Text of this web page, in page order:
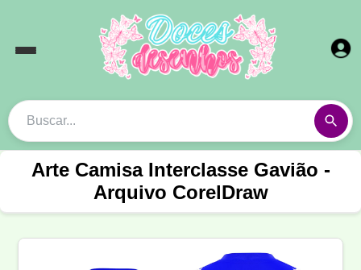
Arte Camisa Interclasse Gavião -
Arquivo CorelDraw